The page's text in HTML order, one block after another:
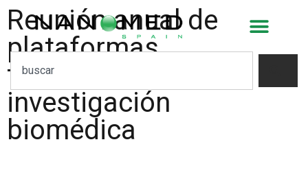
Reunión anual de
plataformas
tecnológicas de
investigación
biomédica